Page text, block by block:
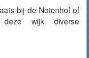
bij de Notenhof of
wijk diverse